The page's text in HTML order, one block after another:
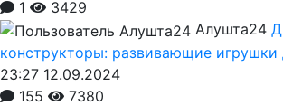
1
3429
Алушта24
конструкторы: развивающие игрушки
23:27 12.09.2024
155
7380